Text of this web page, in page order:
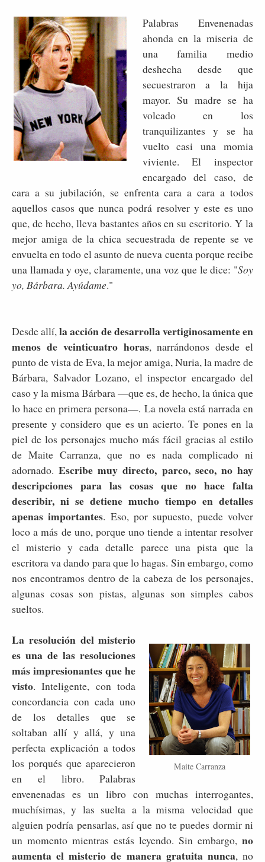
Palabras Envenenadas
ahonda en la miseria de
una familia medio
deshecha desde que
secuestraron a la hija
mayor. Su madre se ha
volcado en los
tranquilizantes y se ha
vuelto casi una momia
viviente. El inspector
encargado del caso, de
cara a su jubilación, se enfrenta cara a cara a todos
aquellos casos que nunca podrá resolver y este es uno
que, de hecho, lleva bastantes años en su escritorio. Y la
mejor amiga de la chica secuestrada de repente se ve
envuelta en todo el asunto de nueva cuenta porque recibe
una llamada y oye, claramente, una voz que le dice: "Soy
yo, Bárbara. Ayúdame."
Desde allí,la acción de desarrolla vertiginosamente en
menos de veinticuatro horas, narrándonos desde el
punto de vista de Eva, la mejor amiga, Nuria, la madre de
Bárbara, Salvador Lozano, el inspector encargado del
caso y la misma Bárbara —que es, de hecho, la única que
lo hace en primera persona—. La novela está narrada en
presente y considero que es un acierto. Te pones en la
piel de los personajes mucho más fácil gracias al estilo
de Maite Carranza, que no es nada complicado ni
adornado.Escribe muy directo, parco, seco, no hay
descripciones para las cosas que no hace falta
describir, ni se detiene mucho tiempo en detalles
apenas importantes. Eso, por supuesto, puede volver
loco a más de uno, porque uno tiende a intentar resolver
el misterio y cada detalle parece una pista que la
escritora va dando para que lo hagas. Sin embargo, como
nos encontramos dentro de la cabeza de los personajes,
algunas cosas son pistas, algunas son simples cabos
sueltos.
Maite Carranza
La resolución del misterio
es una de las resoluciones
más impresionantes que he
visto. Inteligente, con toda
concordancia con cada uno
de los detalles que se
soltaban allí y allá, y una
perfecta explicación a todos
los porqués que aparecieron
en el libro. Palabras
envenenadas es un libro con muchas interrogantes,
muchísimas, y las suelta a la misma velocidad que
alguien podría pensarlas, así que no te puedes dormir ni
un momento mientras estás leyendo. Sin embargo, no
aumenta el misterio de manera gratuita nunca, no